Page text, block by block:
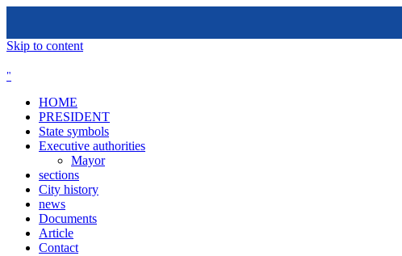
Skip to content
HOME
PRESIDENT
State symbols
Executive authorities
Mayor
sections
City ​​history
news
Documents
Article
Contact